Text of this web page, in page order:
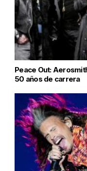
Peace Out:
50 años de carrera